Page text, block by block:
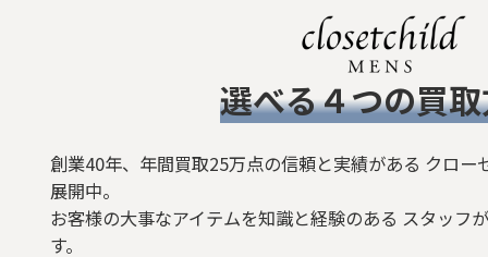
選べる４つの買
創業40年、年間買取25万点の信頼と実績がある クロー
展開中。
お客様の大事なアイテムを知識と経験のある スタッフ
す。